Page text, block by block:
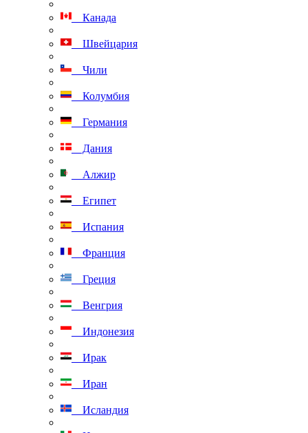
Канада
Швейцария
Чили
Колумбия
Германия
Дания
Алжир
Египет
Испания
Франция
Греция
Венгрия
Индонезия
Ирак
Иран
Исландия